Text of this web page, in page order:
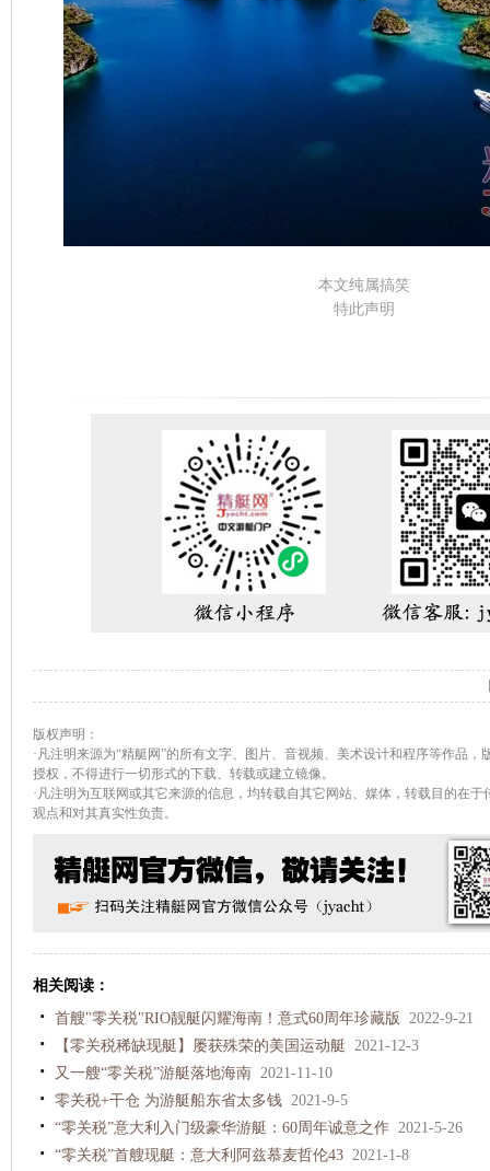
本文纯属搞笑
特此声明
版权声明：
·凡注明来源为“精艇网”的所有文字、图片、音视频、美术设计和程序等作品
授权，不得进行一切形式的下载、转载或建立镜像。
·凡注明为互联网或其它来源的信息，均转载自其它网站、媒体，转载目的在
观点和对其真实性负责。
相关阅读：
首艘"零关税"RIO靓艇闪耀海南！意式60周年珍藏版
2022-9-21
【零关税稀缺现艇】屡获殊荣的美国运动艇 2021-12-3
又一艘“零关税”游艇落地海南 2021-11-10
零关税+干仓 为游艇船东省太多钱 2021-9-5
“零关税”意大利入门级豪华游艇：60周年诚意之作 2021-5-26
“零关税”首艘现艇：意大利阿兹慕麦哲伦43 2021-1-8